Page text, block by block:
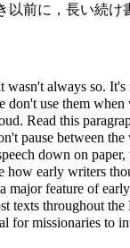
前に，長い続け
wasn't always so.
don't use them
Read this
pause between
down on paper,
how early writers
major feature of
texts throughout
for missionaries to